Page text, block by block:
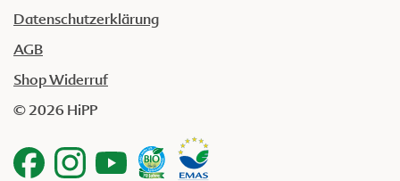
Datenschutzerklärung
AGB
Shop Widerruf
© 2026 HiPP